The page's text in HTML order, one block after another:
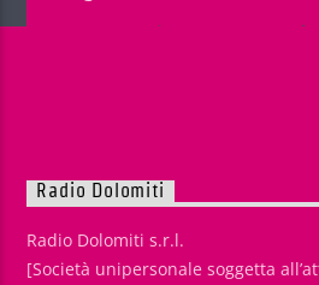
Radio Dolomiti
Radio Dolomiti s.r.l.
[Società unipersonale soggetta